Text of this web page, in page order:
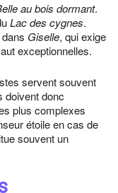
au bois dormant.
Lac des cygnes.
Giselle, qui exige
exceptionnelles.
servent souvent
doivent donc
plus complexes
étoile en cas de
souvent un